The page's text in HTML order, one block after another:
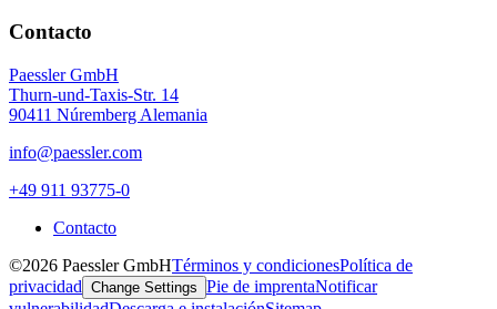
Contacto
Paessler GmbH
Thurn-und-Taxis-Str. 14
90411 Núremberg Alemania
info@paessler.com
+49 911 93775-0
Contacto
©2026 Paessler GmbHTérminos y condicionesPolítica de
privacidad Change Settings Pie de imprentaNotificar